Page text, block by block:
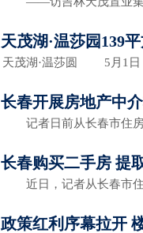
天茂湖·温莎园139
天茂湖·温莎圆 5月1日
长春开展房地产中
记者日前从长春市住房
长春购买二手房 提
近日，记者从长春市住
政策红利序幕拉开